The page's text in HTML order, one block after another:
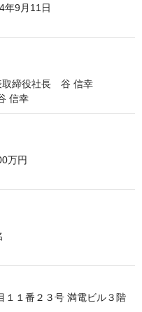
年9月11日
締役社長　谷 信幸
信幸
万円
１１番２３号 満電ビル３階